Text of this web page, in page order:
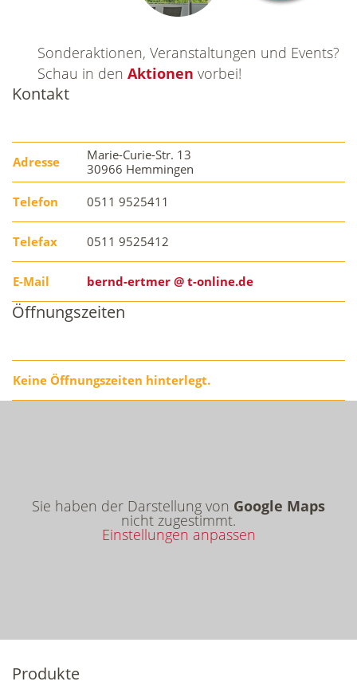
Sonderaktionen, Veranstaltungen und Events?
Schau in den Aktionen vorbei!
Kontakt
Adresse
Marie-Curie-Str. 13
30966 Hemmingen
Telefon 0511 9525411
Telefax 0511 9525412
E-Mail bernd-ertmer @ t-online.de
Öffnungszeiten
Keine Öffnungszeiten hinterlegt.
Sie haben der Darstellung von Google Maps
nicht zugestimmt.
Einstellungen anpassen
Produkte